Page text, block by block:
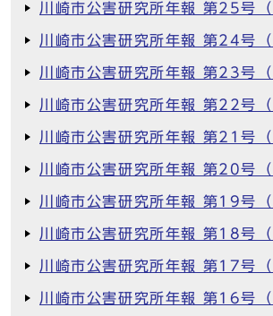
川崎市公害研究所年報 第25号
川崎市公害研究所年報 第24号
川崎市公害研究所年報 第23号
川崎市公害研究所年報 第22号
川崎市公害研究所年報 第21号
川崎市公害研究所年報 第20号
川崎市公害研究所年報 第19号
川崎市公害研究所年報 第18号
川崎市公害研究所年報 第17号
川崎市公害研究所年報 第16号